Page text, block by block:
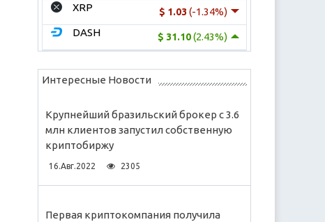
$ 1.03 (-1.34%)
XRP
$ 31.10(2.43%)
DASH
Интересные Новости
Крупнейший бразильский брокер с 3.6
млн клиентов запустил собственную
криптобиржу
16.Авг.2022 2305
Первая криптокомпания получила